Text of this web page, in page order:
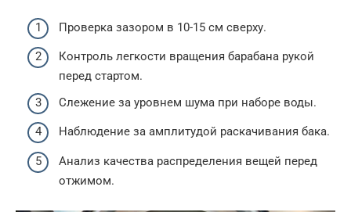
Проверка зазором в 10-15 см сверху.
Контроль легкости вращения барабана рукой
перед стартом.
Слежение за уровнем шума при наборе воды.
Наблюдение за амплитудой раскачивания бака.
Анализ качества распределения вещей перед
отжимом.